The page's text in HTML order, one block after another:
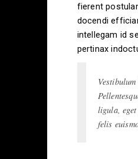
fierent
docendi
intellegam id
pertinax
ligula,
felis